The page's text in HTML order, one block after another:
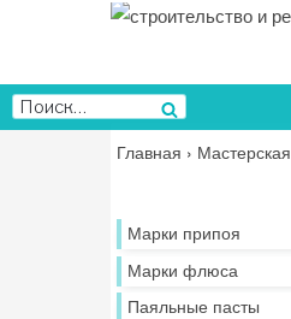
содержимому
Искать:
Поиск
Главная › Мастерская
Марки припоя
Марки флюса
Паяльные пасты